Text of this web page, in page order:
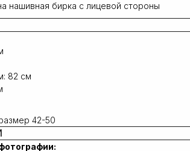
нашивная бирка с лицевой стороны
82 cм
42-50